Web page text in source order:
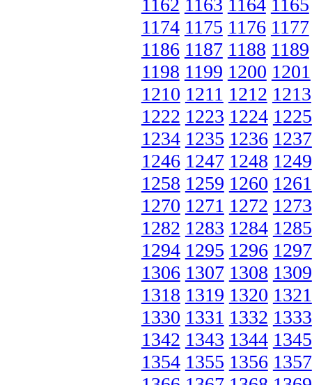
1162 1163 1164 1165
1174 1175 1176 1177
1186 1187 1188 1189
1198 1199 1200 1201
1210 1211 1212 1213
1222 1223 1224 1225
1234 1235 1236 1237
1246 1247 1248 1249
1258 1259 1260 1261
1270 1271 1272 1273
1282 1283 1284 1285
1294 1295 1296 1297
1306 1307 1308 1309
1318 1319 1320 1321
1330 1331 1332 1333
1342 1343 1344 1345
1354 1355 1356 1357